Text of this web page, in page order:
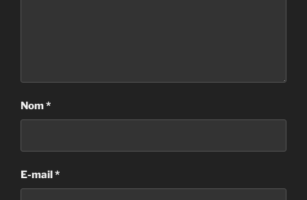
Nom*
E-mail*